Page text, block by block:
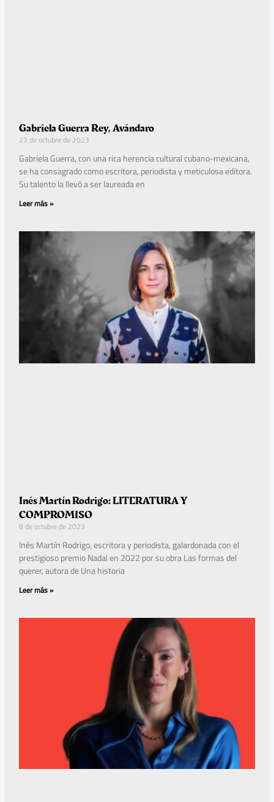
Gabriela Guerra Rey, Avándaro
23 de octubre de 2023
Gabriela Guerra, con una rica herencia cultural cubano-mexicana,
se ha consagrado como escritora, periodista y meticulosa editora.
Su talento la llevó a ser laureada en
Leer más »
Inés Martín Rodrigo: LITERATURA Y
COMPROMISO
8 de octubre de 2023
Inés Martín Rodrigo, escritora y periodista, galardonada con el
prestigioso premio Nadal en 2022 por su obra Las formas del
querer, autora de Una historia
Leer más »